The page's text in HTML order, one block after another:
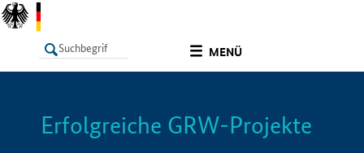
MENÜ
LISTE Info
Erfolgreiche GRW-Projekte